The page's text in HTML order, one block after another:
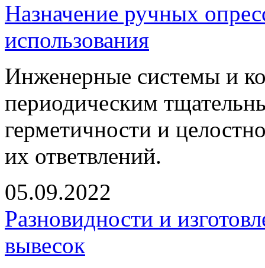
Назначение ручных
использования
Инженерные системы и
периодическим
герметичности и
их ответвлений.
05.09.2022
Разновидности и
вывесок